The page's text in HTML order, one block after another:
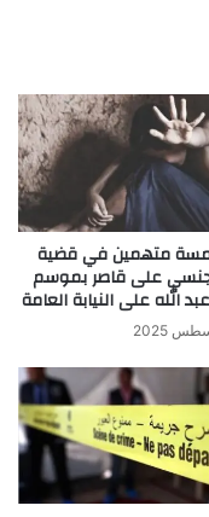
متهمين في قضية
جنسي على قاصر بموسم
الله على النيابة العامة